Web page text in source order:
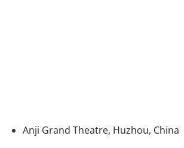
Anji Grand Theatre, Huzhou, China